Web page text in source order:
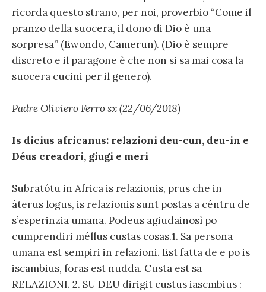
ricorda questo strano, per noi, proverbio “Come il
pranzo della suocera, il dono di Dio è una
sorpresa” (Ewondo, Camerun). (Dio è sempre
discreto e il paragone è che non si sa mai cosa la
suocera cucini per il genero).
Padre Oliviero Ferro sx (22/06/2018)
Is dicius africanus: relazioni deu-cun, deu-in e
Déus creadori, giugi e meri
Subratótu in Africa is relazionis, prus che in
àterus logus, is relazionis sunt postas a céntru de
s’esperinzia umana. Podeus agiudainosì po
cumprendiri méllus custas cosas.1. Sa persona
umana est sempiri in relazioni. Est fatta de e po is
iscambius, foras est nudda. Custa est sa
RELAZIONI. 2. SU DEU dirigit custus iascmbius :